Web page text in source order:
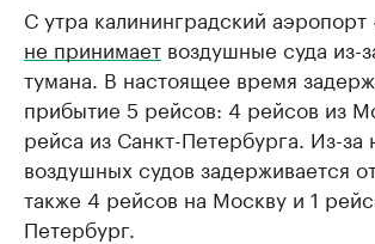
С утра калининградский аэропорт
не принимает воздушные суда из-
тумана. В настоящее время
прибытие 5 рейсов: 4 рейсов из
рейса из Санкт-Петербурга. Из-за
воздушных судов задерживается
также 4 рейсов на Москву и 1
Петербург.